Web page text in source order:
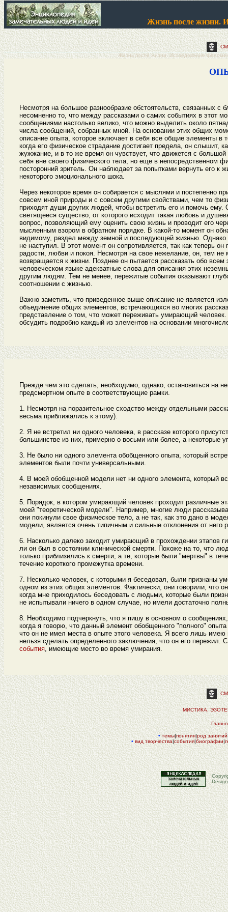
Жизнь после жизни.
Жизнь после жизни. Исследование
Несмотря на большое разнообразие обстоятельств, связанных
несомненно то, что между рассказами о самих событиях в этот
сообщениями настолько велико, что можно выделить около
числа сообщений, собранных мной. На основании этих общих
описание опыта, которое включает в себя все общие элементы в
когда его физическое страдание достигает предела, он
жужжание, и в то же время он чувствует, что движется с
себя вне своего физического тела, но еще в непосредственном
посторонний зритель. Он наблюдает за попытками вернуть его
некоторого эмоционального шока.
Через некоторое время он собирается с мыслями и постепенно
совсем иной природы и с совсем другими свойствами, чем то
приходят души других людей, чтобы встретить его и помочь
светящееся существо, от которого исходит такая любовь и
вопрос, позволяющий ему оценить свою жизнь и проводит его
мысленным взором в обратном порядке. В какой-то момент он
видимому, раздел между земной и последующей жизнью. Однако
не наступил. В этот момент он сопротивляется, так как теперь
радости, любви и покоя. Несмотря на свое нежелание, он, тем
возвращается к жизни. Позднее он пытается рассказать обо
человеческом языке адекватные слова для описания этих
другим людям. Тем не менее, пережитые события оказывают
соотношении с жизнью.
Важно заметить, что приведенное выше описание не является
объединение общих элементов, встречающихся во многих
представление о том, что может переживать умирающий
обсудить подробно каждый из элементов на основании
Прежде чем это сделать, необходимо, однако, остановиться на
предсмертном опыте в соответствующие рамки.
1. Несмотря на поразительное сходство между отдельными
весьма приближались к этому).
2. Я не встретил ни одного человека, в рассказе которого
большинстве из них, примерно о восьми или более, а некоторые
3. Не было ни одного элемента обобщенного опыта, который
элементов были почти универсальными.
4. В моей обобщенной модели нет ни одного элемента, который
независимых сообщениях.
5. Порядок, в котором умирающий человек проходит различные
моей "теоретической модели". Например, многие люди
они покинули свое физическое тело, а не так, как это дано в
модели, является очень типичным и сильные отклонения от него
6. Насколько далеко заходит умирающий в прохождении этапов
ли он был в состоянии клинической смерти. Похоже на то, что
только приблизились к смерти, а те, которые были "мертвы" в
течение короткого промежутка времени.
7. Несколько человек, с которыми я беседовал, были признаны
одном из этих общих элементов. Фактически, они говорили, что
когда мне приходилось беседовать с людьми, которые были
не испытывали ничего в одном случае, но имели достаточно
8. Необходимо подчеркнуть, что я пишу в основном о
когда я говорю, что данный элемент обобщенного "полного"
что он не имел места в опыте этого человека. Я всего лишь имею
нельзя сделать определенного заключения, что он его пережил.
события, имеющие место во время умирания.
МИСТИКА,
• темы|понятия|род занятий
• вид творчества|события|биографии|